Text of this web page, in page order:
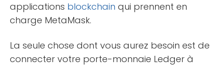
applications blockchain qui prennent en
charge MetaMask.
La seule chose dont vous aurez besoin est de
connecter votre porte-monnaie Ledger à